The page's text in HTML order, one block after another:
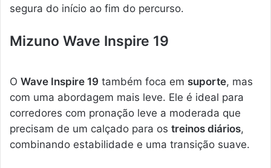
segura do início ao fim do percurso.
Mizuno Wave Inspire 19
O Wave Inspire 19 também foca em suporte, mas
com uma abordagem mais leve. Ele é ideal para
corredores com pronação leve a moderada que
precisam de um calçado para os treinos diários,
combinando estabilidade e uma transição suave.